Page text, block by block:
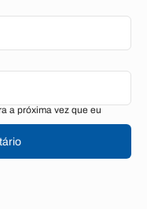
a próxima vez que eu